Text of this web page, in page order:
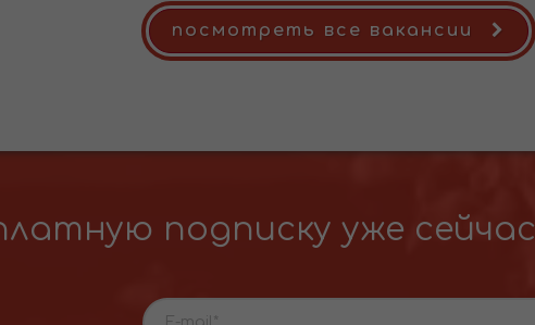
посмотреть все вакансии
подписку уже сейчас